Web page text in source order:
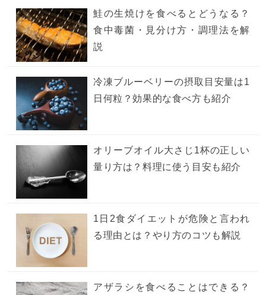
鮭の生焼けを食べるとどうなる？
食中毒菌・見分け方・調理法を解
説
冷凍ブルーベリーの摂取目安量は1
日何粒？効果的な食べ方も紹介
オリーブオイル大さじ1杯の正しい
量り方は？料理に使う目安も紹介
1日2食ダイエットが危険と言われ
る理由とは？やり方のコツも解説
アザラシを食べることはできる？